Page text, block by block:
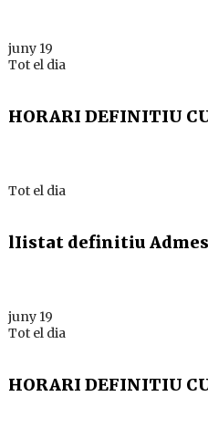
juny 19
Tot el dia
HORARI DEFINITIU
Tot el dia
lIistat definitiu
juny 19
Tot el dia
HORARI DEFINITIU